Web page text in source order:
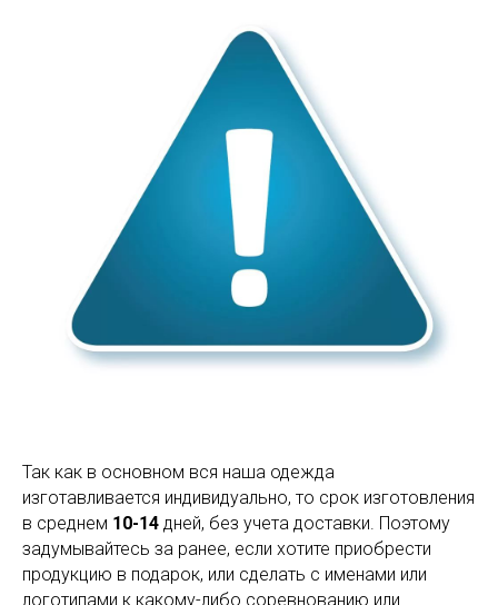
Так как в основном вся наша одежда
изготавливается индивидуально, то срок изготовления
в среднем 10-14 дней, без учета доставки. Поэтому
задумывайтесь за ранее, если хотите приобрести
продукцию в подарок, или сделать с именами или
логотипами к какому-либо соревнованию или